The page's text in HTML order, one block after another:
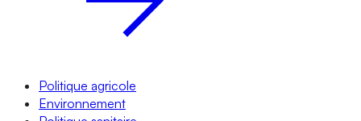
Politique agricole
Environnement